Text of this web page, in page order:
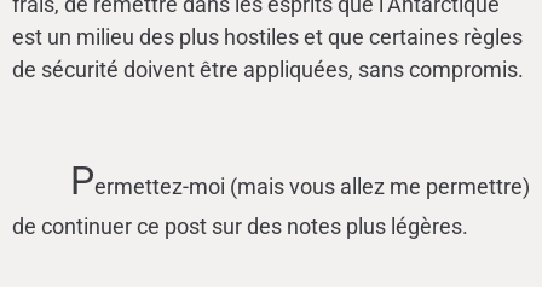
est un milieu des plus hostiles et que certaines règles
de sécurité doivent être appliquées, sans compromis.
Permettez-moi (mais vous allez me permettre)
de continuer ce post sur des notes plus légères.